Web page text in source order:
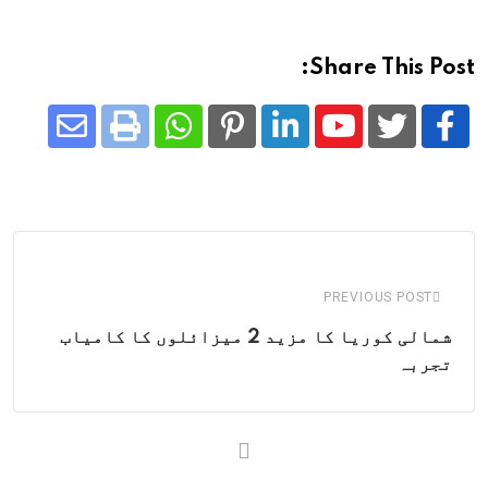
Share This Post:
Youtube
LinkedIn
Pinterest
Whatsapp
Print
PREVIOUS POST
شمالی کوریا کا مزید 2 میزائلوں کا کامیاب
تجربہ